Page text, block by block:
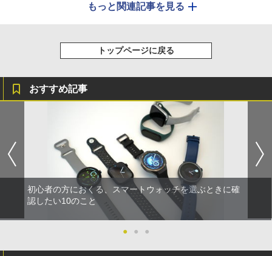
もっと関連記事を見る
トップページに戻る
おすすめ記事
初心者の方におくる、スマートウォッチを選ぶときに確
認したい10のこと
● ● ●